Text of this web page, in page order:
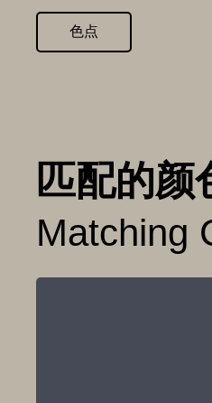
色点
匹配的颜
Matching